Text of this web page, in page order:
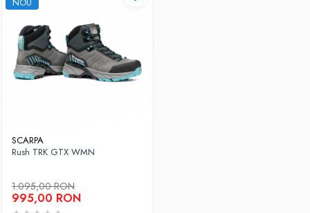
SCARPA
Rush TRK GTX WMN
1.095,00 RON
995,00 RON